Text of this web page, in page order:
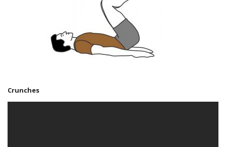
Crunches